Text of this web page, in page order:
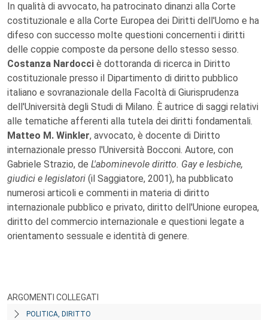
In qualità di avvocato, ha patrocinato dinanzi alla Corte
costituzionale e alla Corte Europea dei Diritti dell'Uomo e ha
difeso con successo molte questioni concernenti i diritti
delle coppie composte da persone dello stesso sesso.
Costanza Nardocci è dottoranda di ricerca in Diritto
costituzionale presso il Dipartimento di diritto pubblico
italiano e sovranazionale della Facoltà di Giurisprudenza
dell'Università degli Studi di Milano. È autrice di saggi relativi
alle tematiche afferenti alla tutela dei diritti fondamentali.
Matteo M. Winkler, avvocato, è docente di Diritto
internazionale presso l'Università Bocconi. Autore, con
Gabriele Strazio, de L'abominevole diritto. Gay e lesbiche,
giudici e legislatori (il Saggiatore, 2001), ha pubblicato
numerosi articoli e commenti in materia di diritto
internazionale pubblico e privato, diritto dell'Unione europea,
diritto del commercio internazionale e questioni legate a
orientamento sessuale e identità di genere.
ARGOMENTI COLLEGATI
POLITICA, DIRITTO